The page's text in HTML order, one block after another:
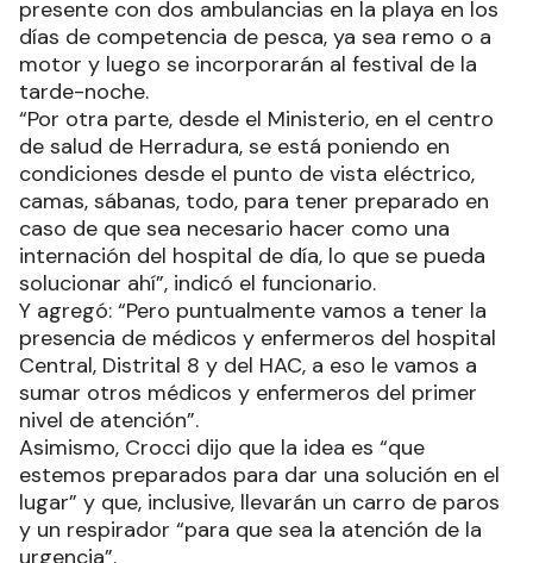
presente con dos ambulancias en la playa en los
días de competencia de pesca, ya sea remo o a
motor y luego se incorporarán al festival de la
tarde-noche.
“Por otra parte, desde el Ministerio, en el centro
de salud de Herradura, se está poniendo en
condiciones desde el punto de vista eléctrico,
camas, sábanas, todo, para tener preparado en
caso de que sea necesario hacer como una
internación del hospital de día, lo que se pueda
solucionar ahí”, indicó el funcionario.
Y agregó: “Pero puntualmente vamos a tener la
presencia de médicos y enfermeros del hospital
Central, Distrital 8 y del HAC, a eso le vamos a
sumar otros médicos y enfermeros del primer
nivel de atención”.
Asimismo, Crocci dijo que la idea es “que
estemos preparados para dar una solución en el
lugar” y que, inclusive, llevarán un carro de paros
y un respirador “para que sea la atención de la